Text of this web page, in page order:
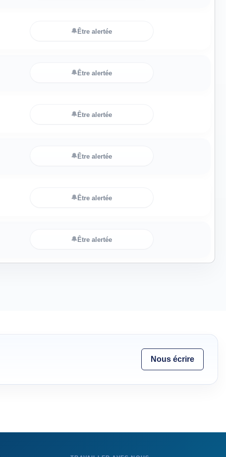
🔔Être alertée
🔔Être alertée
🔔Être alertée
🔔Être alertée
🔔Être alertée
🔔Être alertée
Nous écrire